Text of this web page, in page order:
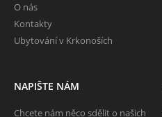
O nás
Kontakty
Ubytování v Krkonoších
NAPIŠTE NÁM
Chcete nám něco sdělit o našich